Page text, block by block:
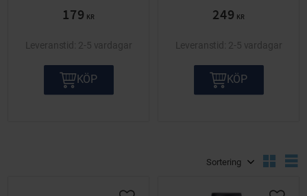
179 KR
2-5 vardagar
KÖP
249 KR
2-5 vardagar
KÖP